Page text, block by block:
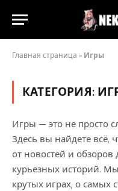
Главная страница » Игры
КАТЕГОРИЯ:
Игры — это не просто
Здесь вы найдете всё,
от новостей и
курьезных историй.
крутых играх, о самых